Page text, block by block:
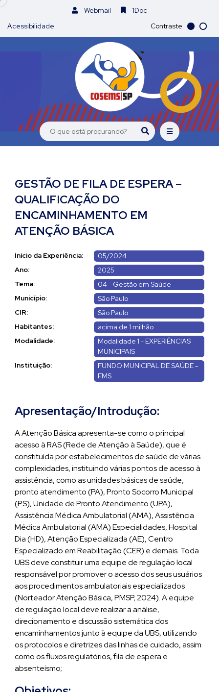
Webmail
1Doc
Acessibilidade
Contraste
GESTÃO DE FILA DE ESPERA –
QUALIFICAÇÃO DO
ENCAMINHAMENTO EM
ATENÇÃO BÁSICA
Início da Experiência:
05/2024
Ano:
2025
Tema:
04 - Gestão em Saúde
Município:
São Paulo
CIR:
São Paulo
Habitantes:
acima de 1 milhão
Modalidade:
Modalidade 1 - EXPERIÊNCIAS
MUNICIPAIS
Instituição:
FUNDO MUNICIPAL DE SAÚDE -
FMS
Apresentação/Introdução:
A Atenção Básica apresenta-se como o principal
acesso à RAS (Rede de Atenção à Saúde), que é
constituída por estabelecimentos de saúde de várias
complexidades, instituindo várias pontos de acesso à
assistência, como as unidades básicas de saúde,
pronto atendimento (PA), Pronto Socorro Municipal
(PS), Unidade de Pronto Atendimento (UPA),
Assistência Médica Ambulatorial (AMA), Assistência
Médica Ambulatorial (AMA) Especialidades, Hospital
Dia (HD), Atenção Especializada (AE), Centro
Especializado em Reabilitação (CER) e demais. Toda
UBS deve constituir uma equipe de regulação local
responsável por promover o acesso dos seus usuários
aos procedimentos ambulatoriais especializados
(Norteador Atenção Básica, PMSP, 2024). A equipe
de regulação local deve realizar a análise,
direcionamento e discussão sistemática dos
encaminhamentos junto à equipe da UBS, utilizando
os protocolos e diretrizes das linhas de cuidado, assim
como os fluxos regulatórios, fila de espera e
absenteísmo;